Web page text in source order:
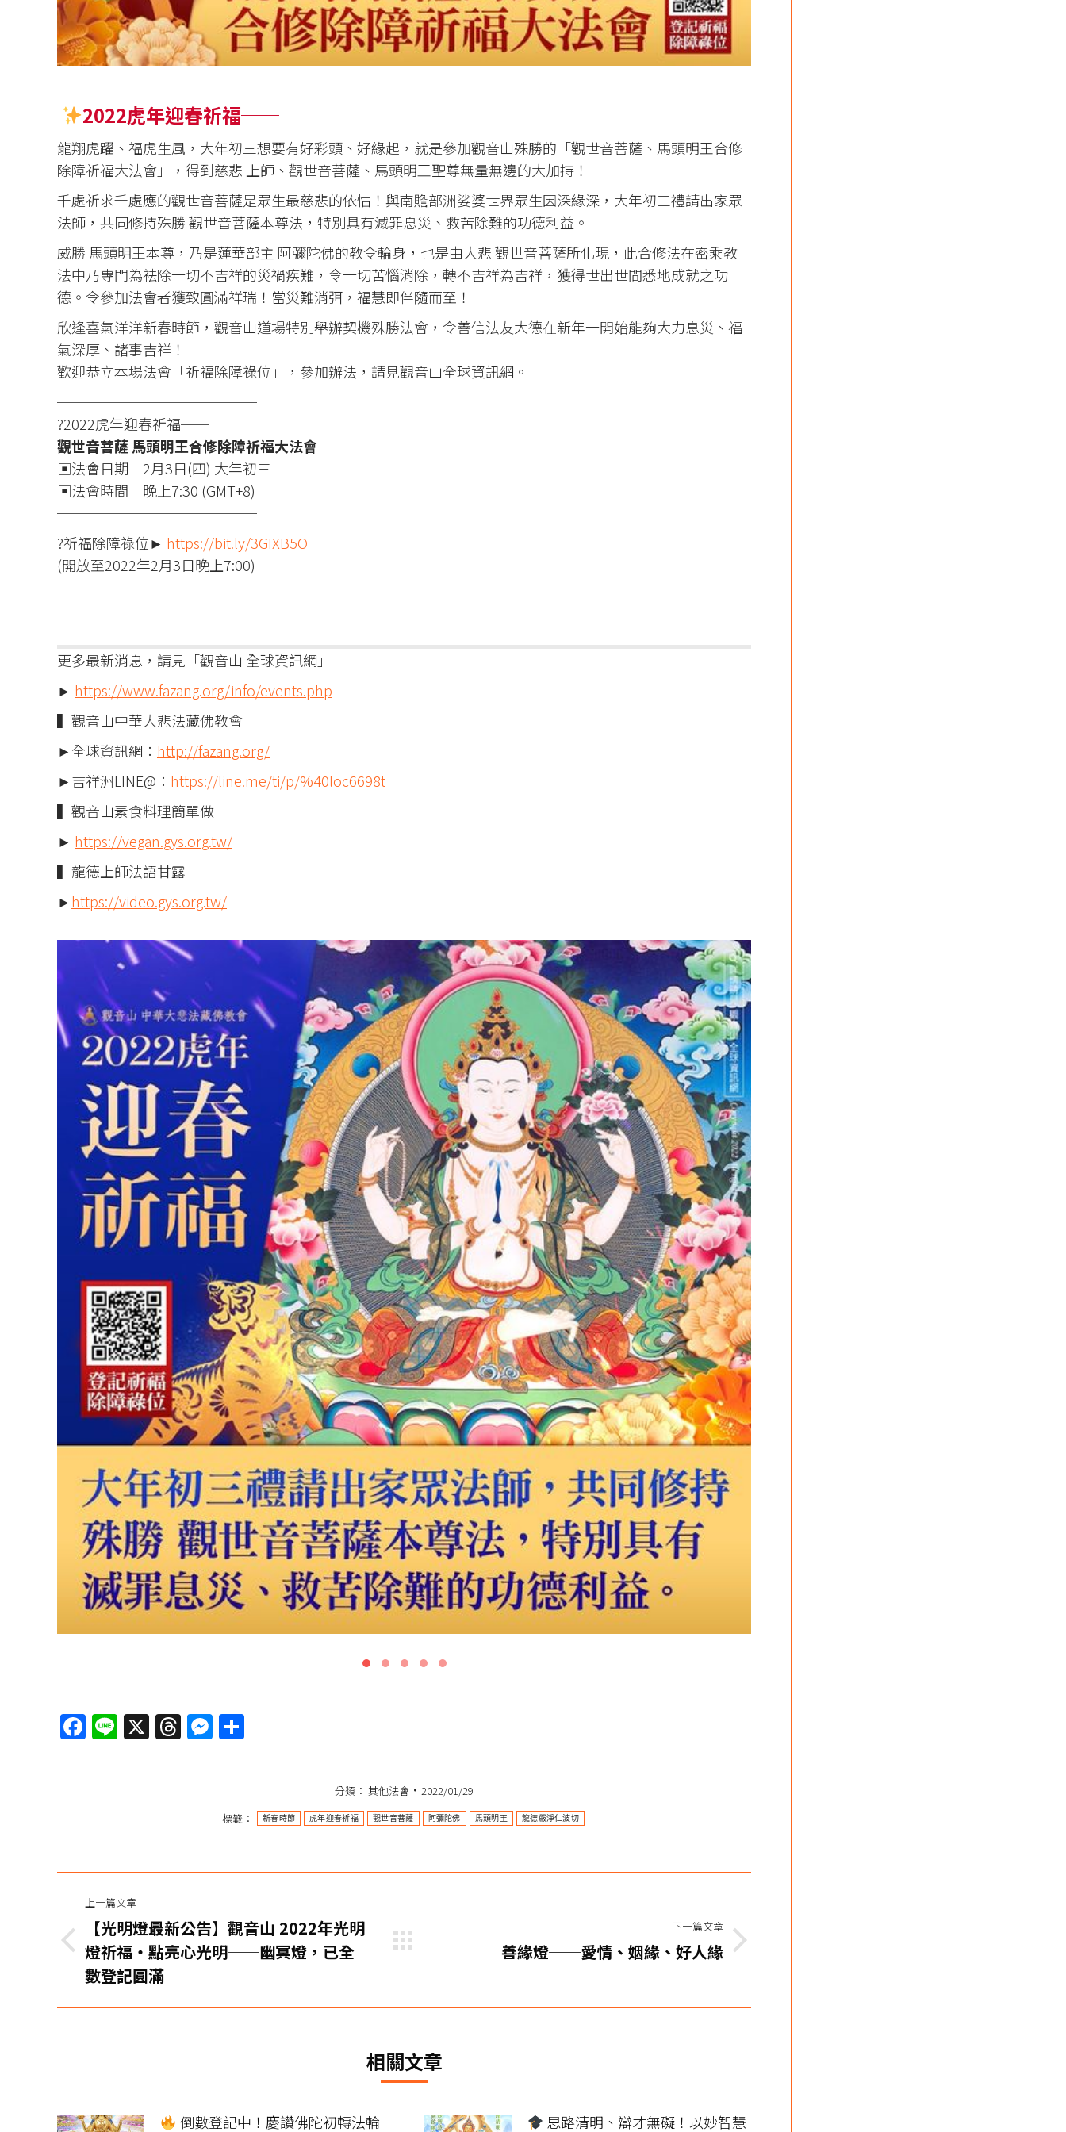
2022虎年迎春祈福──
龍翔虎躍、福虎生風，大年初三想要有好彩頭、好緣起，就是參加觀音山殊勝的「觀世音菩薩、馬頭明王合修
除障祈福大法會」，得到慈悲 上師、觀世音菩薩、馬頭明王聖尊無量無邊的大加持！
千處祈求千處應的觀世音菩薩是眾生最慈悲的依怙！與南贍部洲娑婆世界眾生因深緣深，大年初三禮請出家眾
法師，共同修持殊勝 觀世音菩薩本尊法，特別具有滅罪息災、救苦除難的功德利益。
威勝 馬頭明王本尊，乃是蓮華部主 阿彌陀佛的教令輪身，也是由大悲 觀世音菩薩所化現，此合修法在密乘教
法中乃專門為祛除一切不吉祥的災禍疾難，令一切苦惱消除，轉不吉祥為吉祥，獲得世出世間悉地成就之功
德。令參加法會者獲致圓滿祥瑞！當災難消弭，福慧即伴隨而至！
欣逢喜氣洋洋新春時節，觀音山道場特別舉辦契機殊勝法會，令善信法友大德在新年一開始能夠大力息災、福
氣深厚、諸事吉祥！
歡迎恭立本場法會「祈福除障祿位」，參加辦法，請見觀音山全球資訊網。
──────────────
?2022虎年迎春祈福──
觀世音菩薩 馬頭明王合修除障祈福大法會
▣法會日期｜2月3日(四) 大年初三
▣法會時間｜晚上7:30 (GMT+8)
──────────────
?祈福除障祿位► https://bit.ly/3GIXB5O
(開放至2022年2月3日晚上7:00)
更多最新消息，請見「觀音山 全球資訊網」
► https://www.fazang.org/info/events.php
▍觀音山中華大悲法藏佛教會
►全球資訊網： http://fazang.org/
►吉祥洲LINE@： https://line.me/ti/p/%40loc6698t
▍觀音山素食料理簡單做
► https://vegan.gys.org.tw/
▍龍德上師法語甘露
►https://video.gys.org.tw/
Facebook
Line
X Threads
Messenger
分類： 其他法會
2022/01/29
標籤：
新春時節 虎年迎春祈福 觀世音菩薩 阿彌陀佛 馬頭明王 龍德嚴淨仁波切
章
导
上一篇文章
上
一
【光明燈最新公告】觀音山 2022年光明
燈祈福‧點亮心光明──幽冥燈，已全
數登記圓滿
下一篇文章
善緣燈──愛情、姻緣、好人緣
相關文章
倒數登記中！慶讚佛陀初轉法輪 思路清明、辯才無礙！以妙智慧